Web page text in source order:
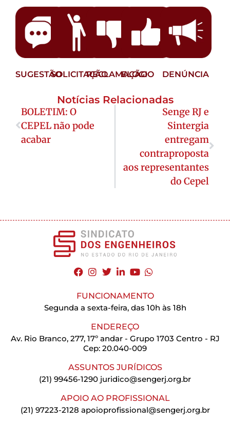
SUGESTÃOSOLICITAÇÃORECLAMAÇÃO
ELOGIO DENÚNCIA
Notícias Relacionadas
BOLETIM: O
CEPEL não pode
acabar
Senge RJ e
Sintergia
entregam
contraproposta
aos representantes
do Cepel
FUNCIONAMENTO
Segunda a sexta-feira, das 10h às 18h
ENDEREÇO
Av. Rio Branco, 277, 17º andar - Grupo 1703 Centro - RJ
Cep: 20.040-009
ASSUNTOS JURÍDICOS
(21) 99456-1290 juridico@sengerj.org.br
APOIO AO PROFISSIONAL
(21) 97223-2128 apoioprofissional@sengerj.org.br